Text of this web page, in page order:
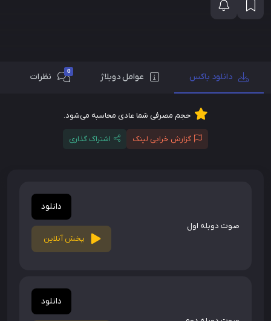
دانلود باکس عوامل دوبلاژ 0 نظرات
حجم مصرفی شما عادی محاسبه می‌شود.
گزارش خرابی لینک اشتراک گذاری
صوت دوبله اول
دانلود
پخش آنلاین
دانلود